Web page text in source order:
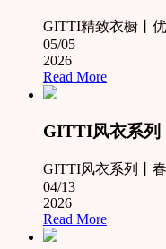
GITTI精致衣橱丨
05/05
2026
Read More
GITTI风衣系列
GITTI风衣系列丨
04/13
2026
Read More